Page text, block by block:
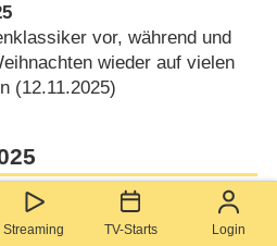
Streaming TV-Starts Login
vor, während und
wieder auf vielen
(12.11.2025)
Pastewka melden sich mit
zurück